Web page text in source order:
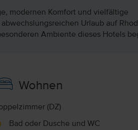
modernen Komfort und vielfältige
Urlaub auf
Ambiente dieses Hotels
Wohnen
(DZ)
Bad oder Dusche und WC